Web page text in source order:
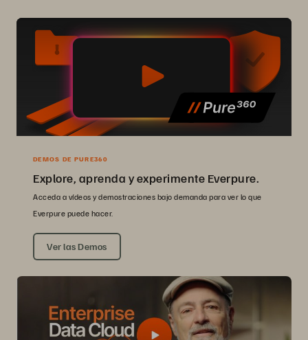
DEMOS DE PURE360
Explore, aprenda y experimente Everpure.
Acceda a vídeos y demostraciones bajo demanda para ver lo que
Everpure puede hacer.
Ver las Demos